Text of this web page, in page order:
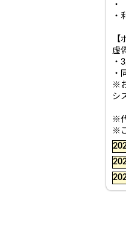
・
・
【
虚
・
・
※
シ
※
※